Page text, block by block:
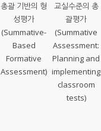
총괄 기반의 형
성평가
(Summative-
Based
Formative
Assessment)
교실수준의 총
괄평가
(Summative
Assessment:
Planning and
implementing
classroom
tests)